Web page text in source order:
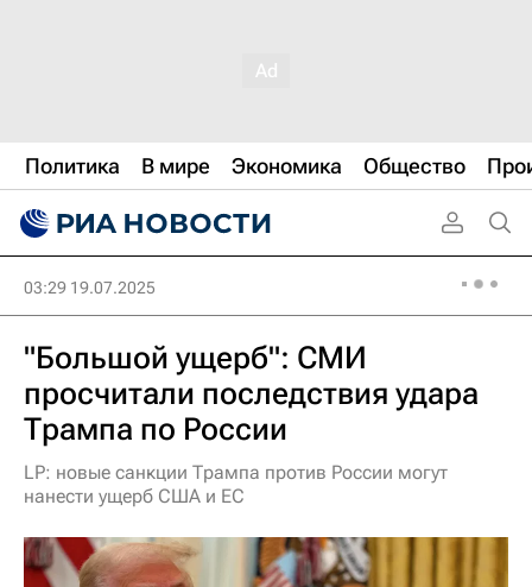
Политика В мире Экономика Общество
03:29 19.07.2025
"Большой ущерб": СМИ
просчитали последствия удара
Трампа по России
LP: новые санкции Трампа против России могут
нанести ущерб США и ЕС